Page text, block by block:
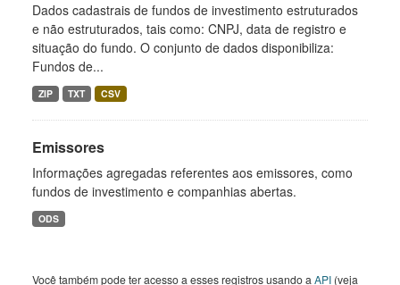
Dados cadastrais de fundos de investimento estruturados
e não estruturados, tais como: CNPJ, data de registro e
situação do fundo. O conjunto de dados disponibiliza:
Fundos de...
ZIP TXT CSV
Emissores
Informações agregadas referentes aos emissores, como
fundos de investimento e companhias abertas.
ODS
Você também pode ter acesso a esses registros usando a API (veja